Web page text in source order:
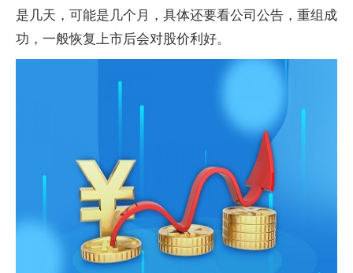
是几天，可能是几个月，具体还要看公司公告，重组成
功，一般恢复上市后会对股价利好。